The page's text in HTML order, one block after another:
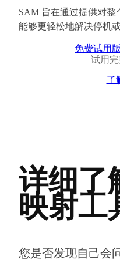
SAM 旨在通过提供对整
能够更轻松地解决停机
免费试用
试用
了
详细了
映射工
您是否发现自己会